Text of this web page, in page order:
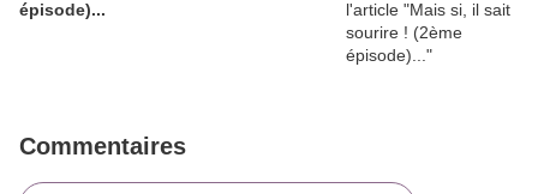
épisode)...
Commentaires